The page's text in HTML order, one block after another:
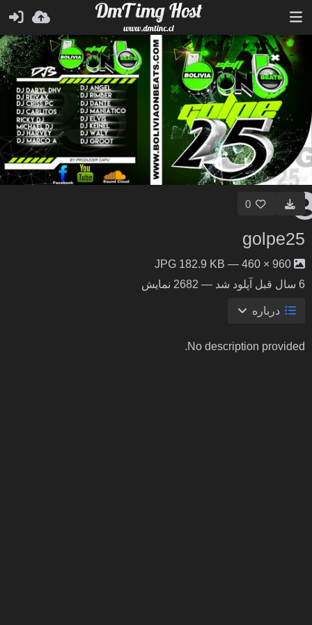
0
golpe25
960 × 460 — JPG 182.9 KB
آپلود شد — 2682 نمایش
درباره
No description provided.